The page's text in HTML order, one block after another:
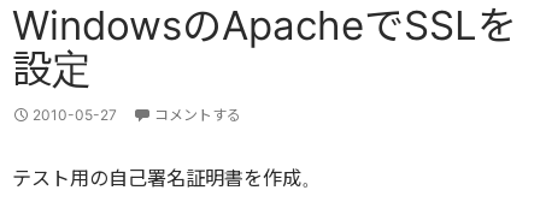
プWindowsのApacheでSSLを
設定
2010-05-27 コメントする
テスト用の自己署名証明書を作成。